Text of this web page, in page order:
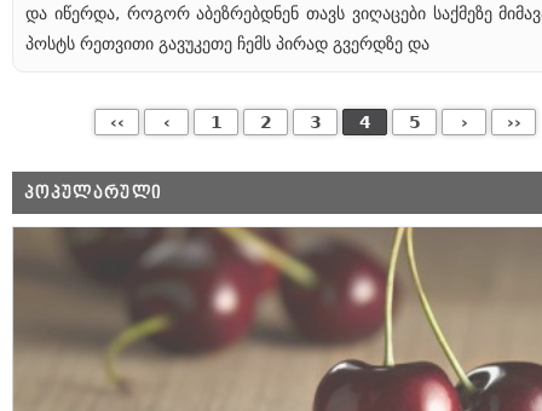
და იწერდა, როგორ აბეზრებდნენ თავს ვიღაცები საქმეზე
პოსტს რეთვითი გავუკეთე ჩემს პირად გვერდზე და
‹‹ ‹ 1 2 3 4 5 › ››
ᲞᲝᲞᲣᲚᲐᲠᲣᲚᲘ